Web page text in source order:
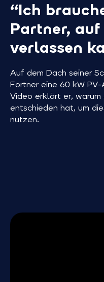
“Ich
Partner,
verlassen
Auf dem Dach seiner
Fortner eine 60 kW
Video erklärt er,
entschieden hat, um
nutzen.